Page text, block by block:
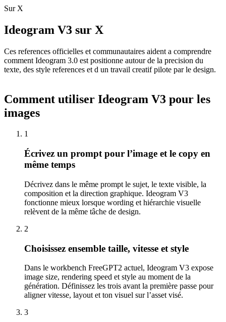
Sur X
Ideogram V3 sur X
Ces references officielles et communautaires aident a comprendre
comment Ideogram 3.0 est positionne autour de la precision du
texte, des style references et d un travail creatif pilote par le design.
Comment utiliser Ideogram V3 pour les
images
1
Écrivez un prompt pour l’image et le copy en
même temps
Décrivez dans le même prompt le sujet, le texte visible, la
composition et la direction graphique. Ideogram V3
fonctionne mieux lorsque wording et hiérarchie visuelle
relèvent de la même tâche de design.
2
Choisissez ensemble taille, vitesse et style
Dans le workbench FreeGPT2 actuel, Ideogram V3 expose
image size, rendering speed et style au moment de la
génération. Définissez les trois avant la première passe pour
aligner vitesse, layout et ton visuel sur l’asset visé.
3